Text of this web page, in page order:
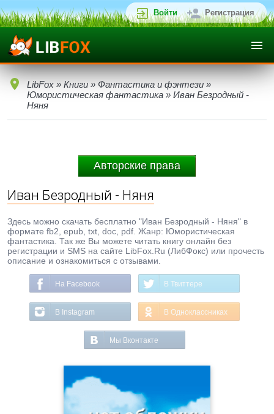
Войти Регистрация
LibFox » Книги » Фантастика и фэнтези »
Юмористическая фантастика » Иван Безродный -
Няня
Авторские права
Иван Безродный - Няня
Здесь можно скачать бесплатно "Иван Безродный - Няня" в
формате fb2, epub, txt, doc, pdf. Жанр: Юмористическая
фантастика. Так же Вы можете читать книгу онлайн без
регистрации и SMS на сайте LibFox.Ru (ЛибФокс) или прочесть
описание и ознакомиться с отзывами.
На Facebook В Твиттере
В Instagram В Одноклассниках
Мы Вконтакте